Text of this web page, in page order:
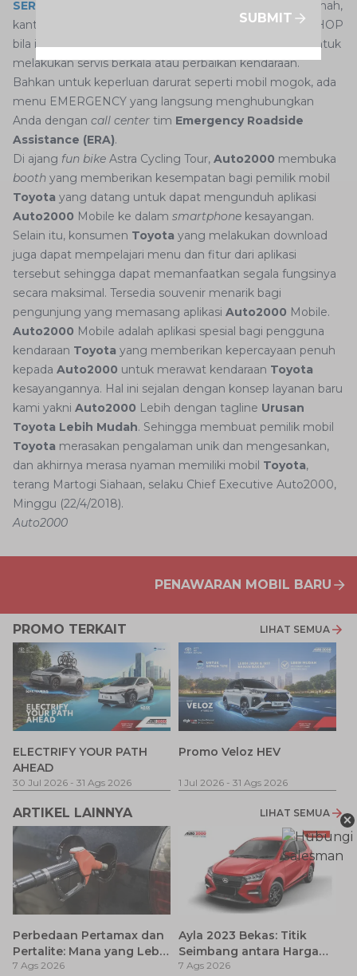
SERVICE
jika Anda ingin melakukan servis berkala di rumah,
kantor, atau mal, dan bisa juga memilih menu WORKSHOP
bila ingin berkunjung ke cabangAuto2000terdekat untuk
melakukan servis berkala atau perbaikan kendaraan.
Bahkan untuk keperluan darurat seperti mobil mogok, ada
menu EMERGENCY yang langsung menghubungkan
Anda dengan call center tim Emergency Roadside
Assistance (ERA).
Di ajang fun bike Astra Cycling Tour, Auto2000 membuka
booth yang memberikan kesempatan bagi pemilik mobil
Toyota yang datang untuk dapat mengunduh aplikasi
Auto2000 Mobile ke dalam smartphone kesayangan.
Selain itu, konsumen Toyota yang melakukan download
juga dapat mempelajari menu dan fitur dari aplikasi
tersebut sehingga dapat memanfaatkan segala fungsinya
secara maksimal. Tersedia souvenir menarik bagi
pengunjung yang memasang aplikasi Auto2000 Mobile.
Auto2000 Mobile adalah aplikasi spesial bagi pengguna
kendaraan Toyota yang memberikan kepercayaan penuh
kepada Auto2000 untuk merawat kendaraan Toyota
kesayangannya. Hal ini sejalan dengan konsep layanan baru
kami yakni Auto2000 Lebih dengan tagline Urusan
Toyota Lebih Mudah. Sehingga membuat pemilik mobil
Toyota merasakan pengalaman unik dan mengesankan,
dan akhirnya merasa nyaman memiliki mobil Toyota,
terang Martogi Siahaan, selaku Chief Executive Auto2000,
Minggu (22/4/2018).
Auto2000
PENAWARAN MOBIL BARU
PROMO TERKAIT LIHAT SEMUA
ELECTRIFY YOUR PATH
AHEAD
30 Jul 2026 - 31 Ags 2026
Promo Veloz HEV
1 Jul 2026 - 31 Ags 2026
ARTIKEL LAINNYA LIHAT SEMUA
Perbedaan Pertamax dan
Pertalite: Mana yang Lebih
Baik untuk Mobil Toyota
7 Ags 2026
Ayla 2023 Bekas: Titik
Seimbang antara Harga
dan Pembaruan Teknologi
7 Ags 2026
×
SUBMIT